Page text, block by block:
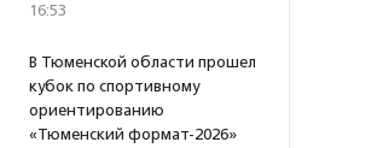
16:53
В Тюменской области прошел
кубок по спортивному
ориентированию
«Тюменский формат-2026»